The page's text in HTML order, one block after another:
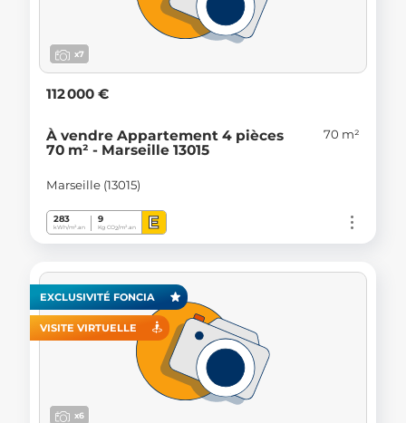
x7
112 000 €
À vendre Appartement 4 pièces
70 m² - Marseille 13015
70 m²
Marseille (13015)
283
kWh/m².an
9
Kg CO2/m².an E
EXCLUSIVITÉ FONCIA
VISITE VIRTUELLE
x6